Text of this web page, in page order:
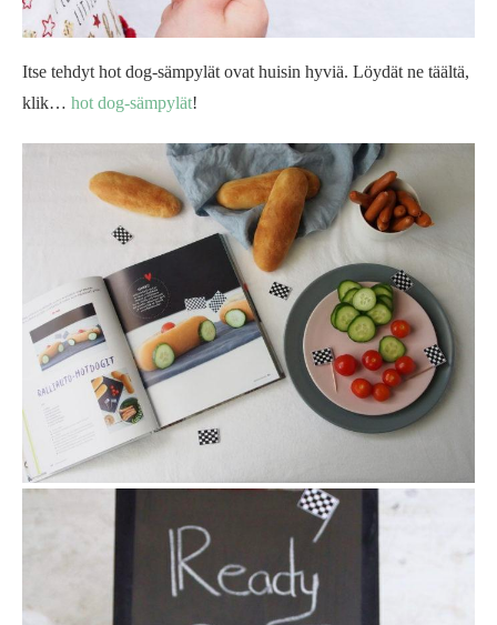
Itse tehdyt hot dog-sämpylät ovat huisin hyviä. Löydät ne täältä,
klik… hot dog-sämpylät!